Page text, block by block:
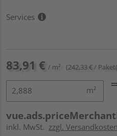
Services
83,91 € / m² (242,33 € /
m²
inkl. MwSt. zzgl.